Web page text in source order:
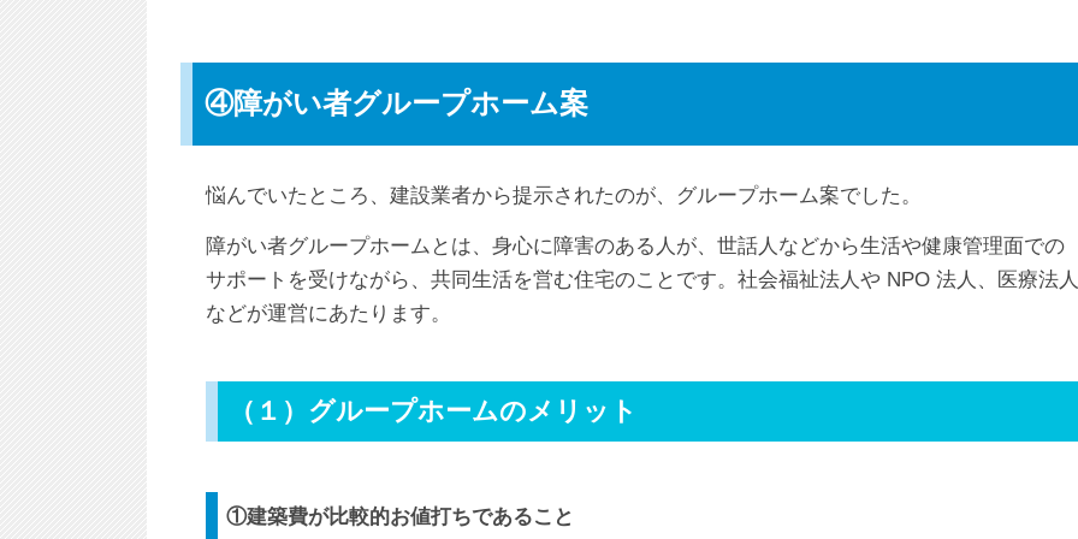
④障がい者グループホーム案
悩んでいたところ、建設業者から提示されたのが、グループホーム案でした。
障がい者グループホームとは、身心に障害のある人が、世話人などから生活や健康管理面での
サポートを受けながら、共同生活を営む住宅のことです。社会福祉法人や NPO 法人、医療法人
などが運営にあたります。
（１）グループホームのメリット
①建築費が比較的お値打ちであること